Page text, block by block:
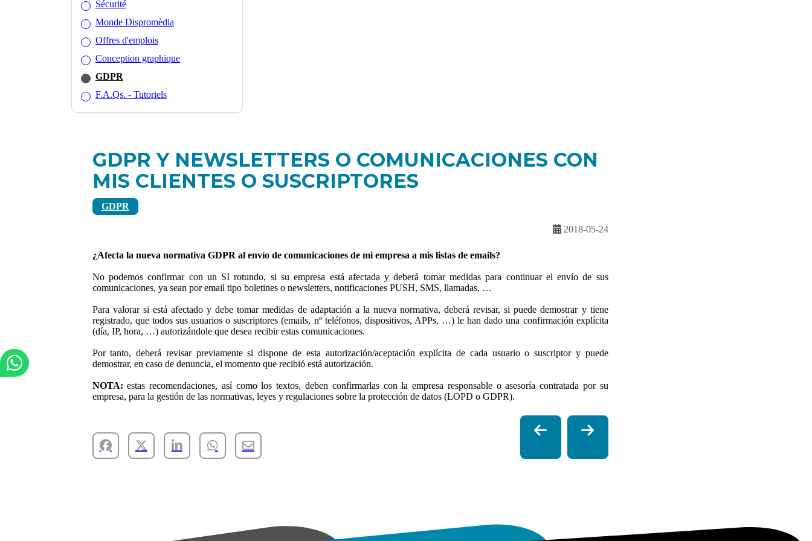
Sécurité
Monde Dispromèdia
Offres d'emplois
Conception graphique
GDPR
F.A.Qs. - Tutoriels
GDPR Y NEWSLETTERS O COMUNICACIONES CON
MIS CLIENTES O SUSCRIPTORES
GDPR
2018-05-24
¿Afecta la nueva normativa GDPR al envío de comunicaciones de mi empresa a mis listas de emails?
No podemos confirmar con un SI rotundo, si su empresa está afectada y deberá tomar medidas para continuar el envío de sus
comunicaciones, ya sean por email tipo boletines o newsletters, notificaciones PUSH, SMS, llamadas, …
Para valorar si está afectado y debe tomar medidas de adaptación a la nueva normativa, deberá revisar, si puede demostrar y tiene
registrado, que todos sus usuarios o suscriptores (emails, nº teléfonos, dispositivos, APPs, …) le han dado una confirmación explícita
(día, IP, hora, …) autorizándole que desea recibir estas comunicaciones.
Por tanto, deberá revisar previamente si dispone de esta autorización/aceptación explícita de cada usuario o suscriptor y puede
demostrar, en caso de denuncia, el momento que recibió está autorización.
NOTA: estas recomendaciones, así como los textos, deben confirmarlas con la empresa responsable o asesoría contratada por su
empresa, para la gestión de las normativas, leyes y regulaciones sobre la protección de datos (LOPD o GDPR).